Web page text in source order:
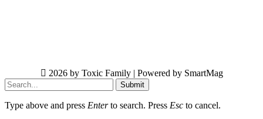
2026 by Toxic Family | Powered by SmartMag
Submit
Type above and press Enterto search. Press Esc to cancel.